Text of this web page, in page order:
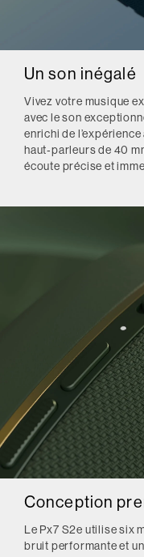
Un son inégalé
Vivez votre musique
avec le son
enrichi de
haut‑parleurs de 40
écoute précise et
Conception
Le Px7 S2e utilise six
bruit performante et